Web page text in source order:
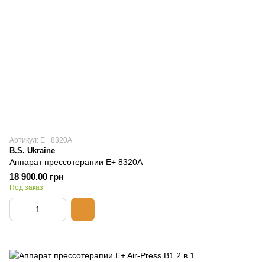
Артикул: E+ 8320А
B.S. Ukraine
Аппарат прессотерапии E+ 8320А
18 900.00 грн
Под заказ